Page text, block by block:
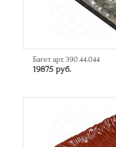
Багет арт. 390.44.044
19875 руб.